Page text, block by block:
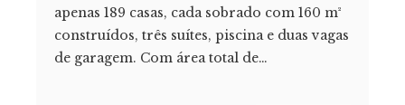
apenas 189 casas, cada sobrado com 160 m²
construídos, três suítes, piscina e duas vagas
de garagem. Com área total de…